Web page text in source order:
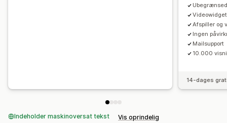
Afspiller og
Ingen
Mailsupport
10.000
14-dages
Indeholder maskinoversat tekst Vis oprindelig